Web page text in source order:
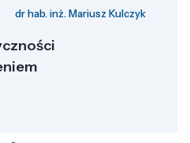
dr hab. inż. Mariusz Kulczyk